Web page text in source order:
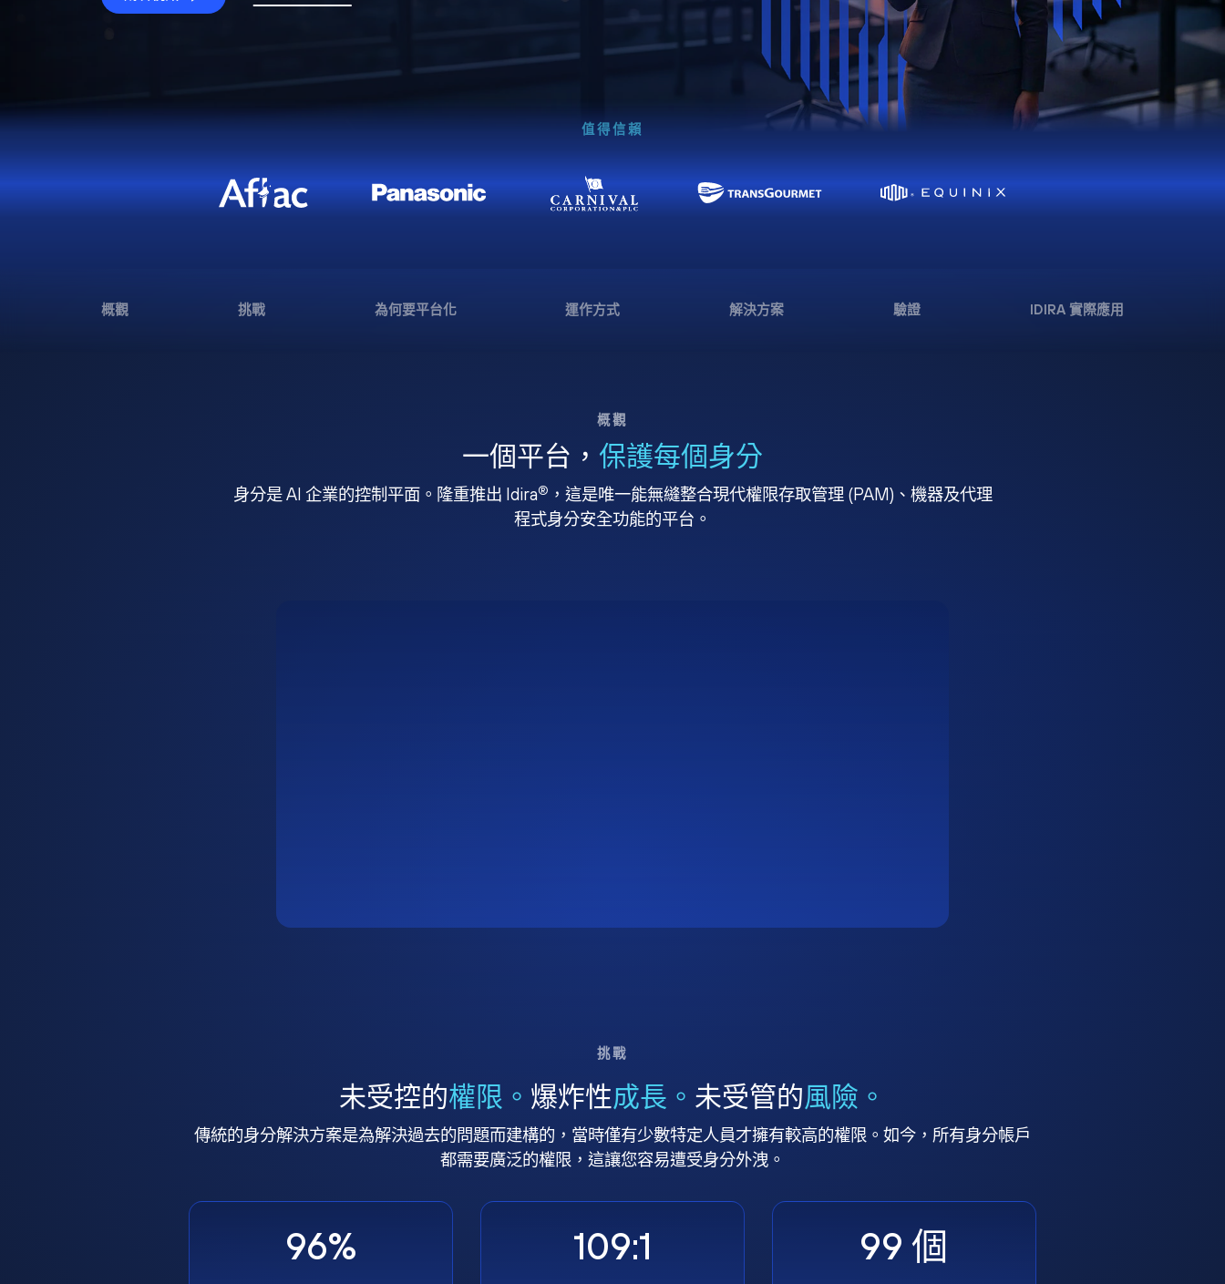
值得信賴
概觀 挑戰 為何要平台化 運作方式 解決方案 驗證 IDIRA 實際應用
概觀
一個平台， 保護每個身分
身分是 AI 企業的控制平面。隆重推出 Idira® ，這是唯一能無縫整合現代權限存取管理 (PAM)、機器及代理
程式身分安全功能的平台。
挑戰
未受控的權限。 爆炸性成長。 未受管的風險。
傳統的身分解決方案是為解決過去的問題而建構的，當時僅有少數特定人員才擁有較高的權限。如今，所有身分帳戶
都需要廣泛的權限，這讓您容易遭受身分外洩。
96% 109:1 99 個